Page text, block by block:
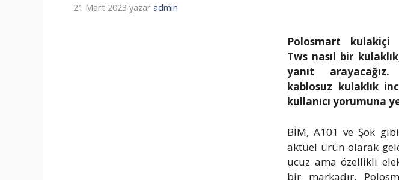
21 Mart 2023 yazar admin
Polosmart kulakiçi
Tws nasıl bir
yanıt
kablosuz kulaklık
kullanıcı yorumuna
BİM, A101 ve Şok
aktüel ürün olarak
ucuz ama özellikli
bir markadır.